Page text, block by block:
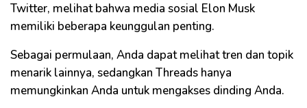
Twitter, melihat bahwa media sosial Elon Musk
memiliki beberapa keunggulan penting.
Sebagai permulaan, Anda dapat melihat tren dan topik
menarik lainnya, sedangkan Threads hanya
memungkinkan Anda untuk mengakses dinding Anda.